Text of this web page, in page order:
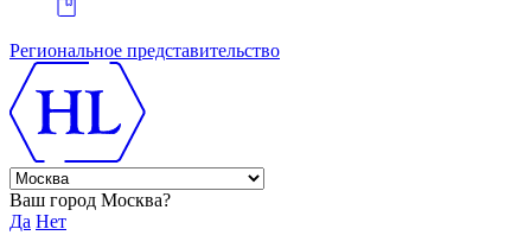
Региональное представительство
Ваш город Москва?
Да Нет